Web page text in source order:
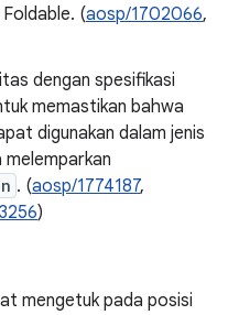
(aosp/1702066,
dengan spesifikasi
memastikan bahwa
digunakan dalam jenis
. (aosp/1774187,
)
mengetuk pada posisi